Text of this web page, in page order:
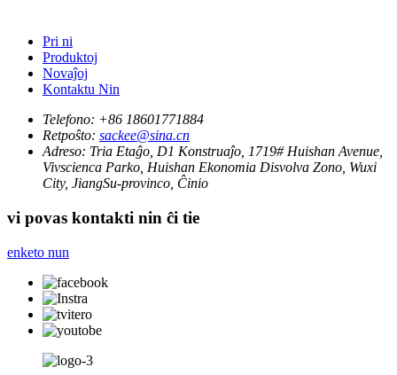
Pri ni
Produktoj
Novaĵoj
Kontaktu Nin
Telefono: +86 18601771884
Retpoŝto: sackee@sina.cn
Adreso: Tria Etaĝo, D1 Konstruaĵo, 1719# Huishan Avenue,
Vivscienca Parko, Huishan Ekonomia Disvolva Zono, Wuxi
City, JiangSu-provinco, Ĉinio
vi povas kontakti nin ĉi tie
enketo nun